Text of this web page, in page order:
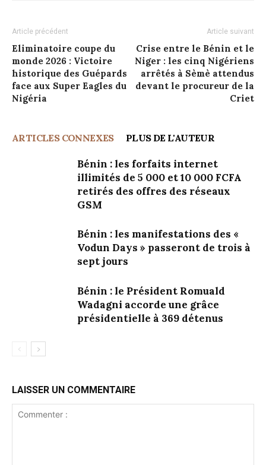
Article précédent
Eliminatoire coupe du
monde 2026 : Victoire
historique des Guépards
face aux Super Eagles du
Nigéria
Article suivant
Crise entre le Bénin et le
Niger : les cinq Nigériens
arrêtés à Sèmè attendus
devant le procureur de la
Criet
ARTICLES CONNEXES PLUS DE L'AUTEUR
Bénin : les forfaits internet
illimités de 5 000 et 10 000 FCFA
retirés des offres des réseaux
GSM
Bénin : les manifestations des «
Vodun Days » passeront de trois à
sept jours
Bénin : le Président Romuald
Wadagni accorde une grâce
présidentielle à 369 détenus
LAISSER UN COMMENTAIRE